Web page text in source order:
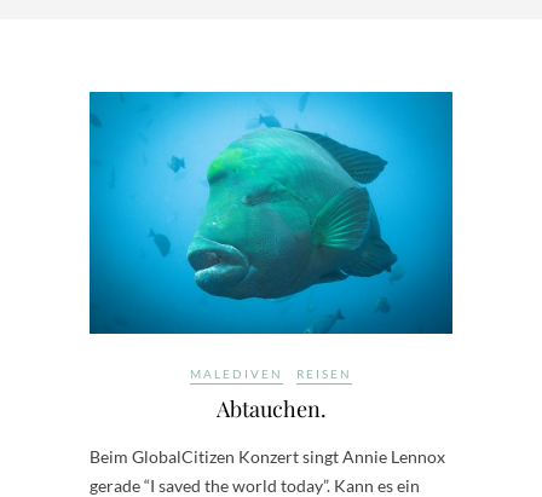
MALEDIVEN REISEN
Abtauchen.
Beim GlobalCitizen Konzert singt Annie Lennox
gerade “I saved the world today”. Kann es ein